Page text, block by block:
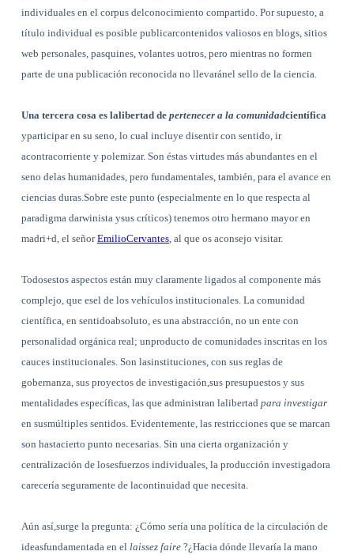
individuales en el corpus delconocimiento compartido. Por supuesto, a
título individual es posible publicarcontenidos valiosos en blogs, sitios
web personales, pasquines, volantes uotros, pero mientras no formen
parte de una publicación reconocida no llevaránel sello de la ciencia.
Una tercera cosa es lalibertad de pertenecer a la comunidadcientífica
yparticipar en su seno, lo cual incluye disentir con sentido, ir
acontracorriente y polemizar. Son éstas virtudes más abundantes en el
seno delas humanidades, pero fundamentales, también, para el avance en
ciencias duras.Sobre este punto (especialmente en lo que respecta al
paradigma darwinista ysus críticos) tenemos otro hermano mayor en
madri+d, el señorEmilioCervantes, al que os aconsejo visitar.
Todosestos aspectos están muy claramente ligados al componente más
complejo, que esel de los vehículos institucionales. La comunidad
científica, en sentidoabsoluto, es una abstracción, no un ente con
personalidad orgánica real; unproducto de comunidades inscritas en los
cauces institucionales. Son lasinstituciones, con sus reglas de
gobernanza, sus proyectos de investigación,sus presupuestos y sus
mentalidades específicas, las que administran lalibertad para investigar
en susmúltiples sentidos. Evidentemente, las restricciones que se marcan
son hastacierto punto necesarias. Sin una cierta organización y
centralización de losesfuerzos individuales, la producción investigadora
carecería seguramente de lacontinuidad que necesita.
Aún así,surge la pregunta: ¿Cómo sería una política de la circulación de
ideasfundamentada en el laissez faire?¿Hacia dónde llevaría la mano